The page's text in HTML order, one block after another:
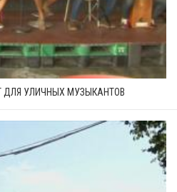
ДЛЯ УЛИЧНЫХ МУЗЫКАНТОВ